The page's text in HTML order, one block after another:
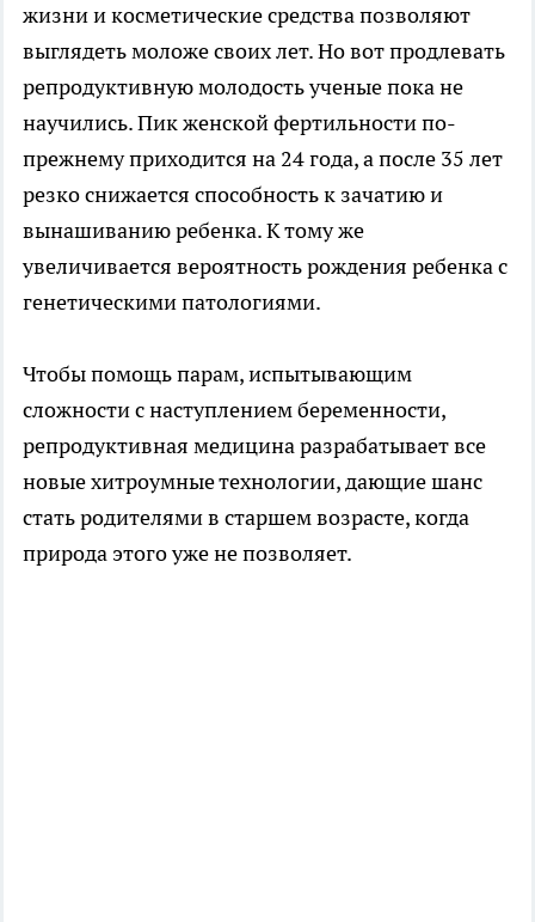
жизни и косметические средства позволяют
выглядеть моложе своих лет. Но вот продлевать
репродуктивную молодость ученые пока не
научились. Пик женской фертильности по-
прежнему приходится на 24 года, а после 35 лет
резко снижается способность к зачатию и
вынашиванию ребенка. К тому же
увеличивается вероятность рождения ребенка с
генетическими патологиями.
Чтобы помощь парам, испытывающим
сложности с наступлением беременности,
репродуктивная медицина разрабатывает все
новые хитроумные технологии, дающие шанс
стать родителями в старшем возрасте, когда
природа этого уже не позволяет.